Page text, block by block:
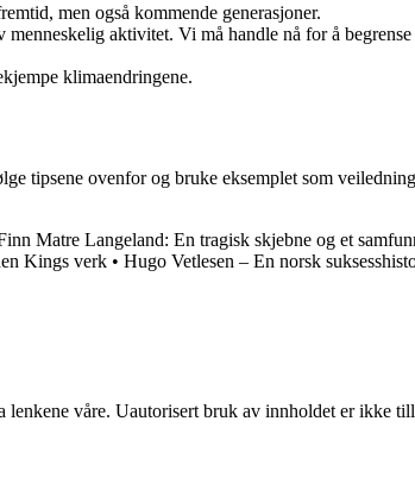
men også kommende generasjoner.
aktivitet. Vi må handle nå for å
klimaendringene.
tipsene ovenfor og bruke eksemplet som
Matre Langeland: En tragisk skjebne og et
Kings verk • Hugo Vetlesen – En norsk
våre. Uautorisert bruk av innholdet er ikke